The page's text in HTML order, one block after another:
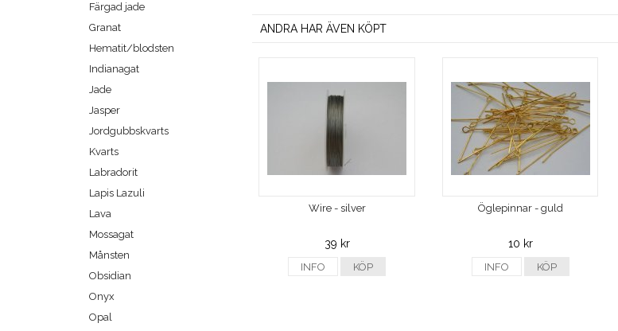
Färgad jade
Granat
Hematit/blodsten
Indianagat
Jade
Jasper
Jordgubbskvarts
Kvarts
Labradorit
Lapis Lazuli
Lava
Mossagat
Månsten
Obsidian
Onyx
Opal
ANDRA HAR ÄVEN KÖPT
Wire - silver
39 kr
INFO KÖP
Öglepinnar - guld
10 kr
INFO KÖP